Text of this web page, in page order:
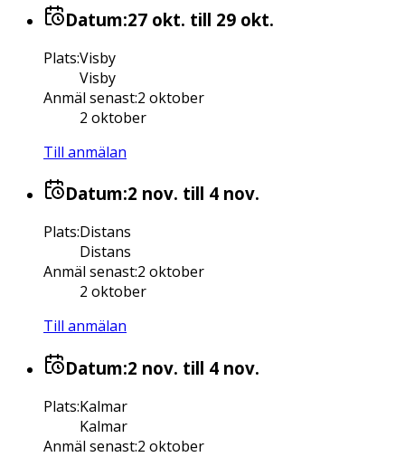
Datum:27 okt. till 29 okt.
Plats:Visby
Visby
Anmäl senast:2 oktober
2 oktober
Till anmälan
Datum:2 nov. till 4 nov.
Plats:Distans
Distans
Anmäl senast:2 oktober
2 oktober
Till anmälan
Datum:2 nov. till 4 nov.
Plats:Kalmar
Kalmar
Anmäl senast:2 oktober